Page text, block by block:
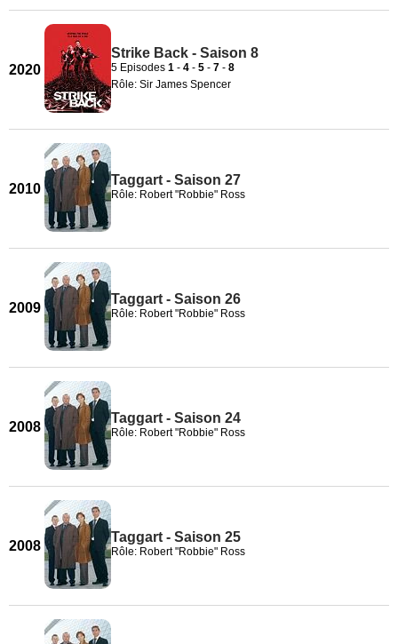
2020
Strike Back - Saison 8
5 Episodes 1 - 4 - 5 - 7 - 8
Rôle: Sir James Spencer
2010
Taggart - Saison 27
Rôle: Robert "Robbie" Ross
2009
Taggart - Saison 26
Rôle: Robert "Robbie" Ross
2008
Taggart - Saison 24
Rôle: Robert "Robbie" Ross
2008
Taggart - Saison 25
Rôle: Robert "Robbie" Ross